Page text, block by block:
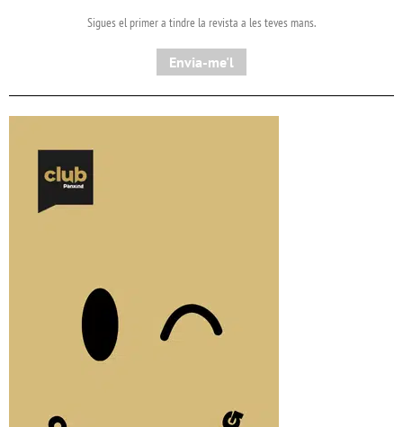
Sigues el primer a tindre la revista a les teves mans.
Envia-me'l